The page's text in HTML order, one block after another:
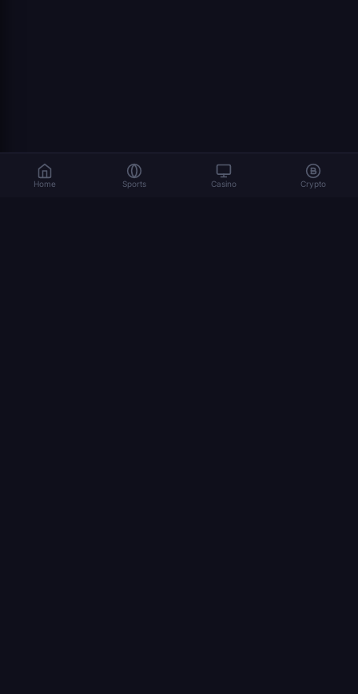
Home Sports Casino Crypto